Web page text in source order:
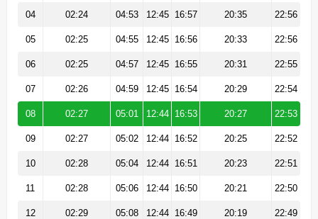
04 02:24 04:53 12:45 16:57 20:35 22:56
05 02:25 04:55 12:45 16:56 20:33 22:56
06 02:25 04:57 12:45 16:55 20:31 22:55
07 02:26 04:59 12:45 16:54 20:29 22:54
08 02:27 05:01 12:44 16:53 20:27 22:53
09 02:27 05:02 12:44 16:52 20:25 22:52
10 02:28 05:04 12:44 16:51 20:23 22:51
11 02:28 05:06 12:44 16:50 20:21 22:50
12 02:29 05:08 12:44 16:49 20:19 22:49